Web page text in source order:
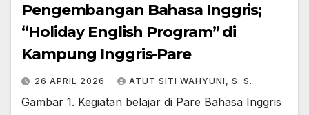
Pengembangan Bahasa Inggris;
“Holiday English Program” di
Kampung Inggris-Pare
26 APRIL 2026 ATUT SITI WAHYUNI, S. S.
Gambar 1. Kegiatan belajar di Pare Bahasa Inggris